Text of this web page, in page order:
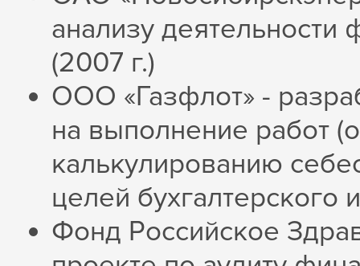
анализу
(2007 г.)
ООО «Газфлот» -
на выполнение работ
калькулированию
целей бухгалтерского
Фонд Российское